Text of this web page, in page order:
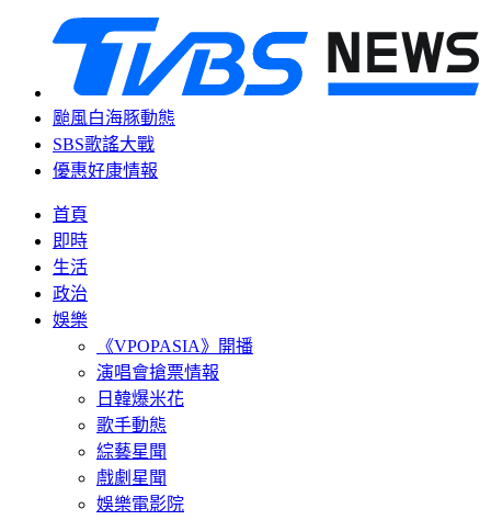
颱風白海豚動態
SBS歌謠大戰
優惠好康情報
首頁
即時
生活
政治
娛樂
《VPOPASIA》開播
演唱會搶票情報
日韓爆米花
歌手動態
綜藝星聞
戲劇星聞
娛樂電影院